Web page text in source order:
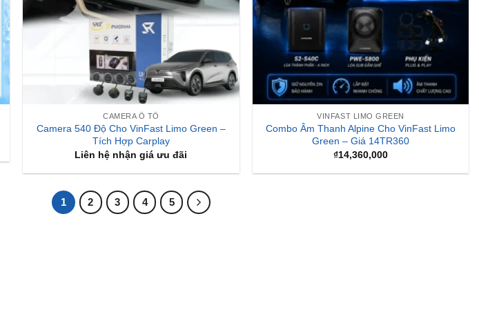
CAMERA Ô TÔ
Camera 540 Độ Cho VinFast Limo Green –
Tích Hợp Carplay
Liên hệ nhận giá ưu đãi
VINFAST LIMO GREEN
Combo Âm Thanh Alpine Cho VinFast Limo
Green – Giá 14TR360
₫14,360,000
1 2 3 4 5